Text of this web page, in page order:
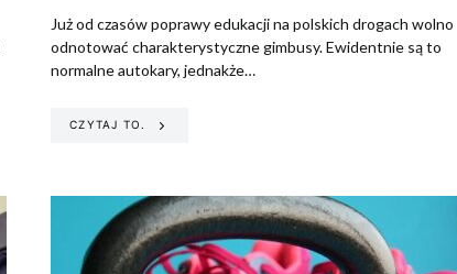
Już od czasów poprawy edukacji na polskich drogach wolno
odnotować charakterystyczne gimbusy. Ewidentnie są to
normalne autokary, jednakże…
CZYTAJ TO.